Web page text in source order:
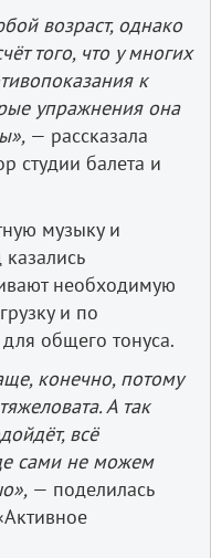
возраст, однако
того, что у многих
к
упражнения она
— рассказала
студии балета и
музыку и
необходимую
и по
общего тонуса.
конечно, потому
А так
всё
сами не можем
— поделилась